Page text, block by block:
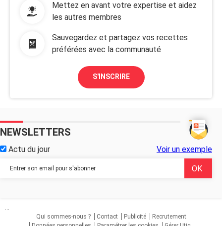
Mettez en avant votre expertise et aidez
les autres membres
Sauvegardez et partagez vos recettes
préférées avec la communauté
S'INSCRIRE
NEWSLETTERS
Actu du jour Voir un exemple
...
Qui sommes-nous ?
Contact Publicité
Recrutement